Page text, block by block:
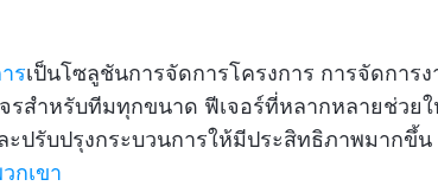
รเป็นโซลูชันการจัดการโครงการ การจัดการ
รสำหรับทีมทุกขนาด ฟีเจอร์ที่หลากหลายช่วยใ
ปรับปรุงกระบวนการให้มีประสิทธิภาพมากขึ้น
กเขา